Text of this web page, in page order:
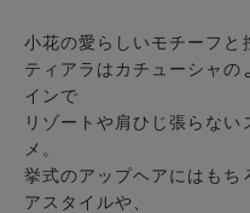
小花の愛らしいモチーフと
ティアラはカチューシャ
インで
リゾートや肩ひじ張らな
メ。
挙式のアップヘアにはもち
アスタイルや、